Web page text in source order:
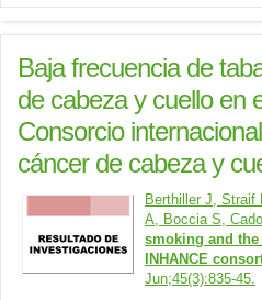
Baja frecuencia de
de cabeza y cuello en
Consorcio
cáncer de cabeza y
Berthiller J, Straif
A, Boccia S,
smoking and
INHANCE
Jun;45(3):835-45.